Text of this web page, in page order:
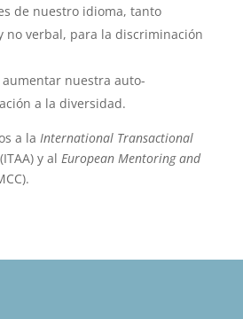
de nuestro idioma, tanto
no verbal, para la discriminación
nuestra auto-
a la diversidad.
a la International Transactional
y al European Mentoring and